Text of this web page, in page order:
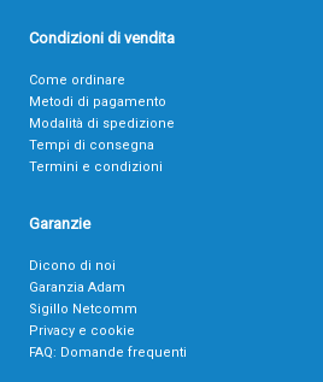
Condizioni di vendita
Come ordinare
Metodi di pagamento
Modalità di spedizione
Tempi di consegna
Termini e condizioni
Garanzie
Dicono di noi
Garanzia Adam
Sigillo Netcomm
Privacy e cookie
FAQ: Domande frequenti